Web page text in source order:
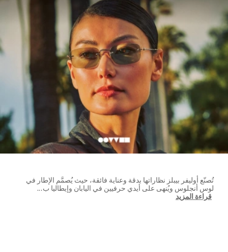
تُصنّع أوليفر بيبلز نظاراتها بدقة وعناية فائقة، حيث يُصمَّم الإطار في
لوس أنجلوس ويُنهى على أيدي حرفيين في اليابان وإيطاليا ب...
قراءة المزيد